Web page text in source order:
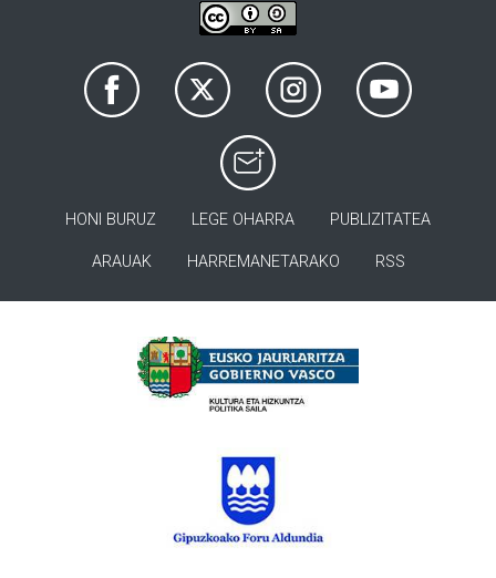
HONI BURUZ LEGE OHARRA PUBLIZITATEA
ARAUAK HARREMANETARAKO RSS